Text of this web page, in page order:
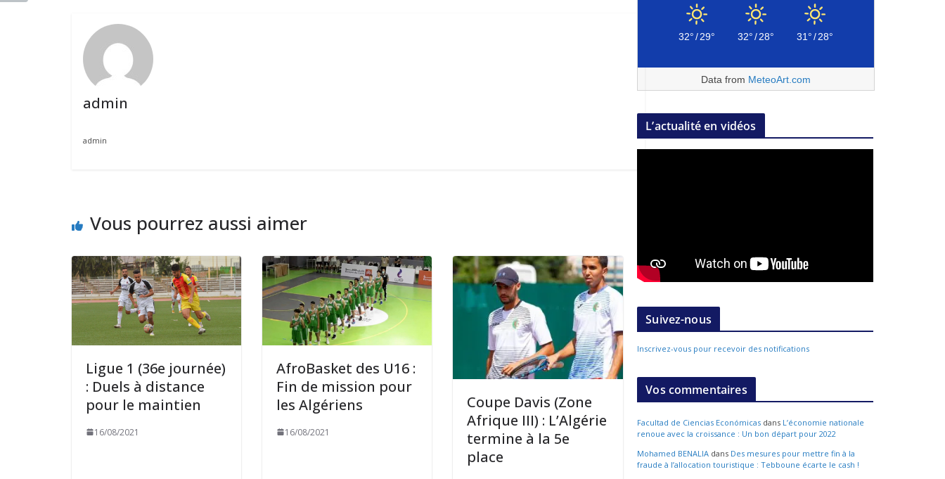
admin
admin
Vous pourrez aussi aimer
Ligue 1 (36e journée)
: Duels à distance
pour le maintien
16/08/2021
AfroBasket des U16 :
Fin de mission pour
les Algériens
16/08/2021
Coupe Davis (Zone
Afrique III) : L’Algérie
termine à la 5e
place
32°/29° 32°/28° 31°/28°
Data from MeteoArt.com
L’actualité en vidéos
Suivez-nous
Inscrivez-vous pour recevoir des notifications
Vos commentaires
Facultad de Ciencias Económicas dans L’économie nationale
renoue avec la croissance : Un bon départ pour 2022
Mohamed BENALIA dans Des mesures pour mettre fin à la
fraude à l’allocation touristique : Tebboune écarte le cash !